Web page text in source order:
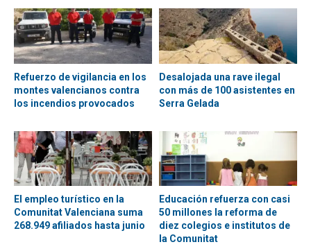
Refuerzo de vigilancia en los
montes valencianos contra
los incendios provocados
Desalojada una rave ilegal
con más de 100 asistentes en
Serra Gelada
El empleo turístico en la
Comunitat Valenciana suma
268.949 afiliados hasta junio
Educación refuerza con casi
50 millones la reforma de
diez colegios e institutos de
la Comunitat